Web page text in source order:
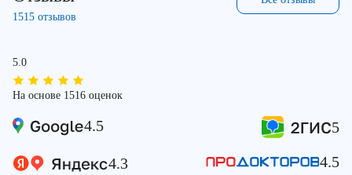
1515 отзывов
5.0
На основе 1516 оценок
4.5 5
4.3 4.5